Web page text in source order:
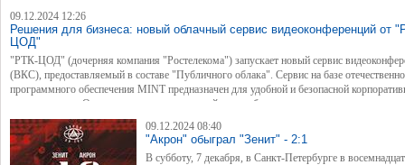
09.12.2024 12:26
Решения для бизнеса: новый облачный сервис видеоконференций от
ЦОД"
"РТК-ЦОД" (дочерняя компания "Ростелекома") запускает новый сервис
(ВКС), предоставляемый в составе "Публичного облака". Сервис на базе
программного обеспечения MINT предназначен для удобной и безопасной
коммуникации. Он помогает решать широкий спектр бизнес-задач заказчиков,
вопросы импортозамещения. Основная цель сервиса — создание единой среды для
эффективного взаимодействия внутри компании.
09.12.2024 08:40
"Акрон" обыграл "Зенит" - 2:1
В субботу, 7 декабря, в Санкт-Петербурге в